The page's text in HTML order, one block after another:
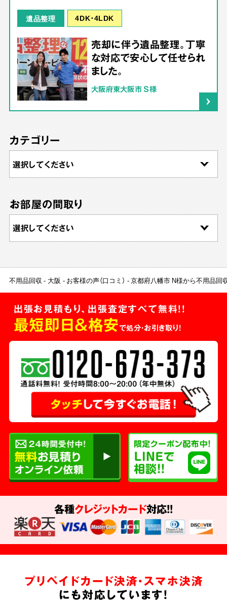
遺品整理 4DK･4LDK
売却に伴う遺品整理。丁寧
な対応で安心して任せられ
ました。
大阪府東大阪市 S様
カテゴリー
お部屋の間取り
不用品回収 大阪 お客様の声（口コミ） 京都府八幡市 N様から不用品回
出張お見積もり、出張査定すべて無料!!
最短即日＆格安で処分・お引き取り！
各種クレジットカード対応!!
プリペイドカード決済・スマホ決済
にも対応しています!